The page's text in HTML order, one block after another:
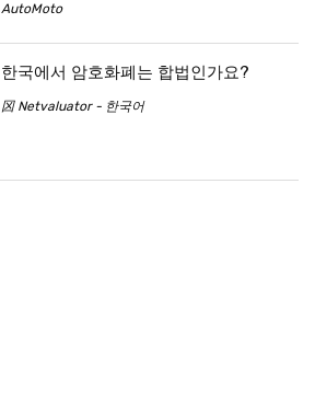
AutoMoto
한국에서 암호화폐는 합법인가요?
龱 Netvaluator - 한국어